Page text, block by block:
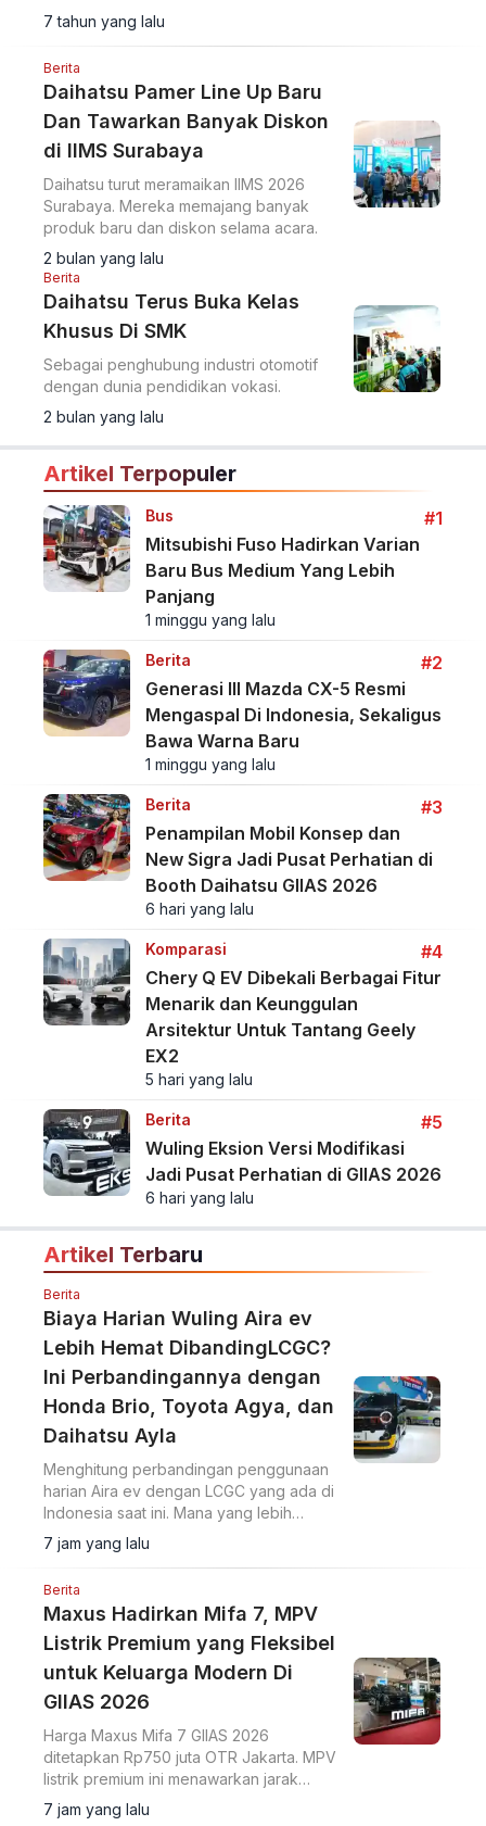
7 tahun yang lalu
Berita
Daihatsu Pamer Line Up Baru
Dan Tawarkan Banyak Diskon
di IIMS Surabaya
Daihatsu turut meramaikan IIMS 2026
Surabaya. Mereka memajang banyak
produk baru dan diskon selama acara.
2 bulan yang lalu
Berita
Daihatsu Terus Buka Kelas
Khusus Di SMK
Sebagai penghubung industri otomotif
dengan dunia pendidikan vokasi.
2 bulan yang lalu
Artikel Terpopuler
Bus
#1
Mitsubishi Fuso Hadirkan Varian
Baru Bus Medium Yang Lebih
Panjang
1 minggu yang lalu
Berita
#2
Generasi III Mazda CX-5 Resmi
Mengaspal Di Indonesia, Sekaligus
Bawa Warna Baru
1 minggu yang lalu
Berita
#3
Penampilan Mobil Konsep dan
New Sigra Jadi Pusat Perhatian di
Booth Daihatsu GIIAS 2026
6 hari yang lalu
Komparasi
#4
Chery Q EV Dibekali Berbagai Fitur
Menarik dan Keunggulan
Arsitektur Untuk Tantang Geely
EX2
5 hari yang lalu
Berita
#5
Wuling Eksion Versi Modifikasi
Jadi Pusat Perhatian di GIIAS 2026
6 hari yang lalu
Artikel Terbaru
Berita
Biaya Harian Wuling Aira ev
Lebih Hemat DibandingLCGC?
Ini Perbandingannya dengan
Honda Brio, Toyota Agya, dan
Daihatsu Ayla
Menghitung perbandingan penggunaan
harian Aira ev dengan LCGC yang ada di
Indonesia saat ini. Mana yang lebih
hemat?
7 jam yang lalu
Berita
Maxus Hadirkan Mifa 7, MPV
Listrik Premium yang Fleksibel
untuk Keluarga Modern Di
GIIAS 2026
Harga Maxus Mifa 7 GIIAS 2026
ditetapkan Rp750 juta OTR Jakarta. MPV
listrik premium ini menawarkan jarak
tempuh 570 km dan ADAS Level 2+.
7 jam yang lalu